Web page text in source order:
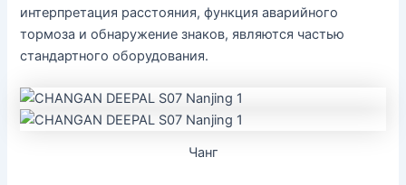
интерпретация расстояния, функция аварийного
тормоза и обнаружение знаков, являются частью
стандартного оборудования.
Чанг